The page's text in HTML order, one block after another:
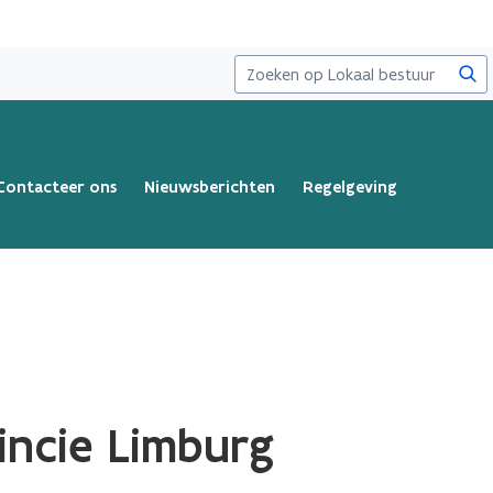
ons Nieuwsberichten
Regelgeving
Limburg